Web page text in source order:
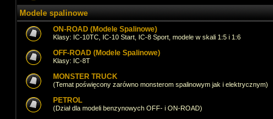
Modele spalinowe
ON-ROAD (Modele Spalinowe)
Klasy: IC-10TC, IC-10 Start, IC-8 Sport, modele w skali 1:5 i 1:6
OFF-ROAD (Modele Spalinowe)
Klasy: IC-8T
MONSTER TRUCK
(Temat poświęcony zarówno monsterom spalinowym jak i elektrycznym)
PETROL
(Dział dla modeli benzynowych OFF- i ON-ROAD)